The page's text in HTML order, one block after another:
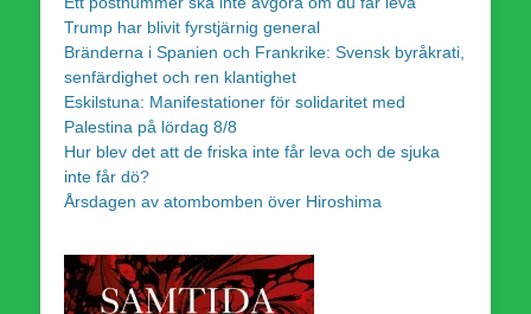
Trump har blivit fyrstjärnig general
Bränderna i Spanien och Frankrike: Svensk byråkrati,
senfärdighet och ren klantighet
Eskilstuna: Manifestationer för solidaritet med
Palestina på lördag 8/8
Hur blev det att de friska inte får leva och de sjuka
inte får dö?
Årsdagen av atombomben över Hiroshima